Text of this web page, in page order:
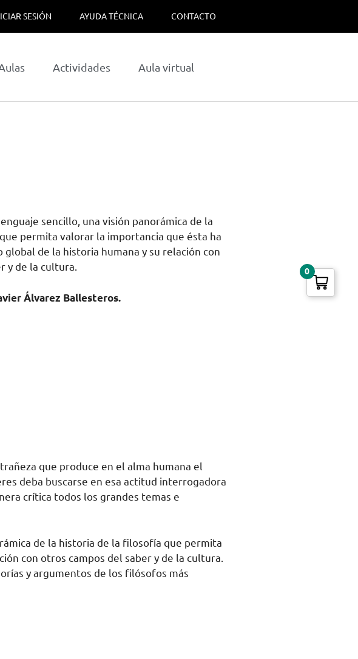
SESIÓN AYUDA TÉCNICA CONTACTO
Actividades Aula virtual
sencillo, una visión panorámica de la
permita valorar la importancia que ésta ha
de la historia humana y su relación con
y de la cultura.
Álvarez Ballesteros.
que produce en el alma humana el
deba buscarse en esa actitud interrogadora
crítica todos los grandes temas e
de la historia de la filosofía que permita
con otros campos del saber y de la cultura.
y argumentos de los filósofos más
0